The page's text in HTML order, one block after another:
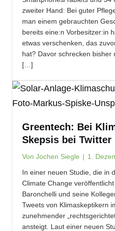
zweiter Hand: Bei guter
man einem gebrauchten
bereits eine:n Vorbesitzer:in
etwas verschenken, das
hat? Davor schrecken bisher
[…]
Greentech: Bei
Skepsis bei Twitter
Von Jochen Siegle | 1.
In einer neuen Studie, die in
Climate Change
Baronchelli und seine
Tweets von Klimaskeptikern
zunehmender
ansteigt. Laut einer neuen